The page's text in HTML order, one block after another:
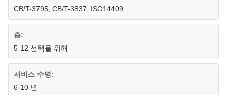
CB/T-3795, CB/T-3837, ISO14409
층:
5-12 선택을 위해
서비스 수명:
6-10 년